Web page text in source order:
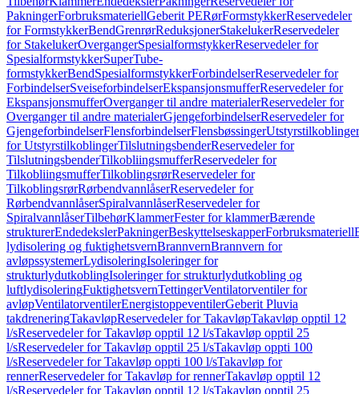
PakningerForbruksmateriellGeberit PERørFormstykkerReservedeler
for FormstykkerBendGrenrørReduksjonerStakelukerReservedeler
for StakelukerOvergangerSpesialformstykkerReservedeler for
SpesialformstykkerSuperTube-
formstykkerBendSpesialformstykkerForbindelserReservedeler for
ForbindelserSveiseforbindelserEkspansjonsmufferReservedeler for
EkspansjonsmufferOverganger til andre materialerReservedeler for
Overganger til andre materialerGjengeforbindelserReservedeler for
GjengeforbindelserFlensforbindelserFlensbøssingerUtstyrstilkoblinger
for UtstyrstilkoblingerTilslutningsbenderReservedeler for
TilslutningsbenderTilkobliingsmufferReservedeler for
TilkobliingsmufferTilkoblingsrørReservedeler for
TilkoblingsrørRørbendvannlåserReservedeler for
RørbendvannlåserSpiralvannlåserReservedeler for
SpiralvannlåserTilbehørKlammerFester for klammerBærende
strukturerEndedekslerPakningerBeskyttelseskapperForbruksmateriell
lydisolering og fuktighetsvernBrannvernBrannvern for
avløpssystemerLydisoleringIsoleringer for
strukturlydutkoblingIsoleringer for strukturlydutkobling og
luftlydisoleringFuktighetsvernTettingerVentilatorventiler for
avløpVentilatorventilerEnergistoppeventilerGeberit Pluvia
takdreneringTakavløpReservedeler for TakavløpTakavløp opptil 12
l/sReservedeler for Takavløp opptil 12 l/sTakavløp opptil 25
l/sReservedeler for Takavløp opptil 25 l/sTakavløp oppti 100
l/sReservedeler for Takavløp oppti 100 l/sTakavløp for
rennerReservedeler for Takavløp for rennerTakavløp opptil 12
l/sReservedeler for Takavløp opptil 12 l/sTakavløp opptil 25